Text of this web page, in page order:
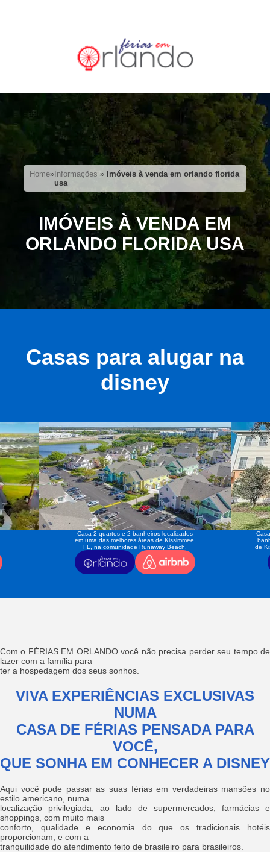
Home» Informações » Imóveis à venda em orlando florida
usa
IMÓVEIS À VENDA EM
ORLANDO FLORIDA USA
Casas para alugar na
disney
Casa 2 quartos e 2 banheiros localizados
em uma das melhores áreas de Kissimmee,
FL, na comunidade Runaway Beach.
de
Com o FÉRIAS EM ORLANDO você não precisa perder seu tempo de
lazer com a família para
ter a hospedagem dos seus sonhos.
VIVA EXPERIÊNCIAS EXCLUSIVAS
NUMA
CASA DE FÉRIAS PENSADA PARA
VOCÊ,
QUE SONHA EM CONHECER A DISNEY
Aqui você pode passar as suas férias em verdadeiras mansões no
estilo americano, numa
localização privilegiada, ao lado de supermercados, farmácias e
shoppings, com muito mais
conforto, qualidade e economia do que os tradicionais hotéis
proporcionam, e com a
tranquilidade do atendimento feito de brasileiro para brasileiros.